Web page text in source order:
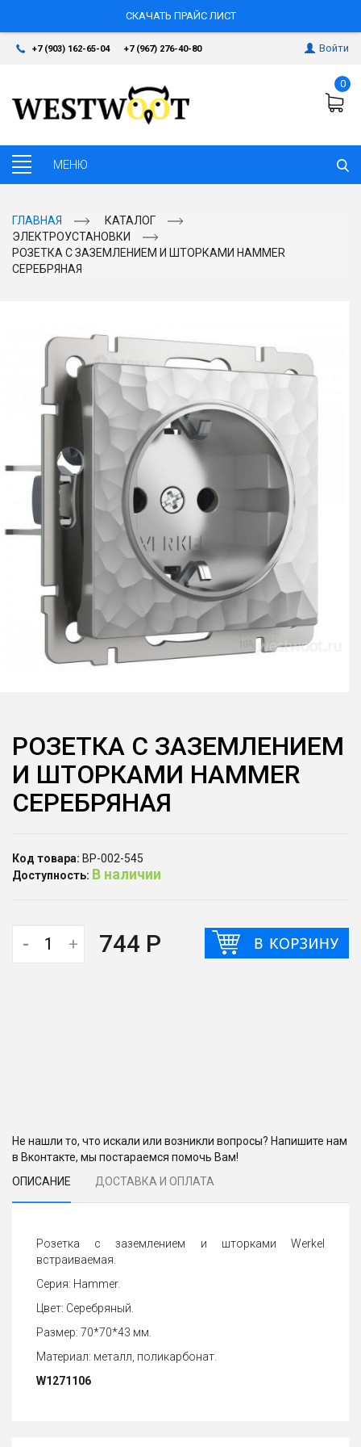
СКАЧАТЬ ПРАЙС ЛИСТ
+7 (903) 162-65-04 +7 (967) 276-40-80 Войти
0
ГЛАВНАЯ
КАТАЛОГ
ЭЛЕКТРОУСТАНОВКИ
РОЗЕТКА С ЗАЗЕМЛЕНИЕМ И ШТОРКАМИ HAMMER
СЕРЕБРЯНАЯ
РОЗЕТКА С ЗАЗЕМЛЕНИЕМ
И ШТОРКАМИ HAMMER
СЕРЕБРЯНАЯ
Код товара: ВР-002-545
Доступность: В наличии
- + 744 Р
Не нашли то, что искали или возникли вопросы? Напишите нам
в Вконтакте, мы постараемся помочь Вам!
ОПИСАНИЕ
ДОСТАВКА И ОПЛАТА
Розетка с заземлением и шторками Werkel
встраиваемая.
Серия: Hammer.
Цвет: Серебряный.
Размер: 70*70*43 мм.
Материал: металл, поликарбонат.
W1271106